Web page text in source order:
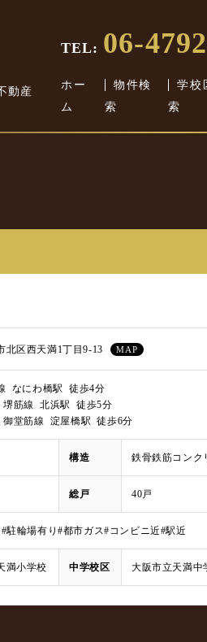
動産
TEL: 06-
ホー
ム
物件検
索
学校
索
北区西天満1丁目9-13 MAP
なにわ橋駅 徒歩4分
堺筋線 北浜駅 徒歩5分
御堂筋線 淀屋橋駅 徒歩6分
構造 鉄骨鉄筋コンク
総戸 40戸
#駐輪場有り#都市ガス#コンビニ近#駅近
満小学校 中学校区 大阪市立天満中